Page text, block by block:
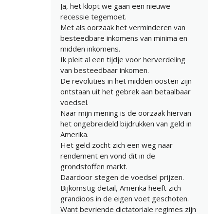
Ja, het klopt we gaan een nieuwe
recessie tegemoet.
Met als oorzaak het verminderen van
besteedbare inkomens van minima en
midden inkomens.
Ik pleit al een tijdje voor herverdeling
van besteedbaar inkomen.
De revoluties in het midden oosten zijn
ontstaan uit het gebrek aan betaalbaar
voedsel.
Naar mijn mening is de oorzaak hiervan
het ongebreideld bijdrukken van geld in
Amerika.
Het geld zocht zich een weg naar
rendement en vond dit in de
grondstoffen markt.
Daardoor stegen de voedsel prijzen.
Bijkomstig detail, Amerika heeft zich
grandioos in de eigen voet geschoten.
Want bevriende dictatoriale regimes zijn